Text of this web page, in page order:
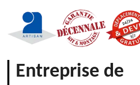
Entreprise de